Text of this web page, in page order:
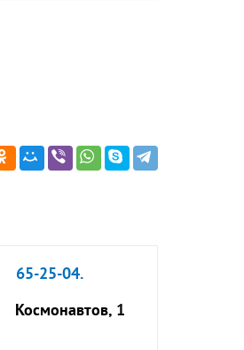
65-25-04.
Космонавтов, 1